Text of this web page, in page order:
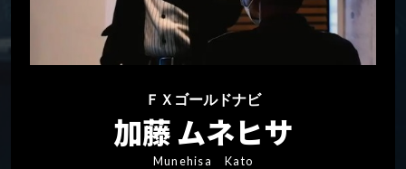
ＦＸゴールドナビ
加藤 ムネヒサ
Munehisa Kato